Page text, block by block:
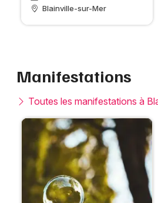
Blainville-sur-Mer
Manifestations
Toutes les manifestations à